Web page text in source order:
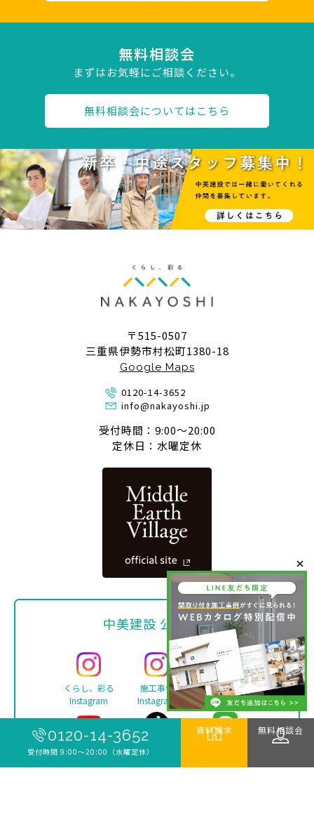
0120-14-3652
受付時間 9:00〜20:00（水曜定休）
資料請求 無料相談会
無料相談会
まずはお気軽にご相談ください。
無料相談会についてはこちら
〒515-0507
三重県伊勢市村松町1380-18
Google Maps
0120-14-3652
info@nakayoshi.jp
受付時間：9:00〜20:00
定休日：水曜定休
中美建設 公式SNS
くらし、彩る
Instagram
施工事例
Instagram
Facebook
YouTube TikTok